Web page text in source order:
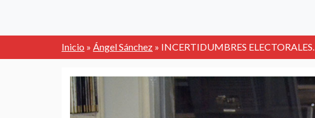
Inicio » Ángel Sánchez » INCERTIDUMBRES ELECTORALES.